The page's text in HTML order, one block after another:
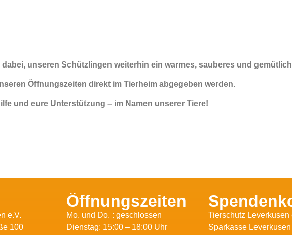
unseren Schützlingen weiterhin ein warmes, sauberes und
Öffnungszeiten direkt im Tierheim abgegeben werden.
und eure Unterstützung – im Namen unserer Tiere!
e.V.
100
Öffnungszeiten
Mo. und Do. : geschlossen
Dienstag: 15:00 – 18:00 Uhr
Tierschutz Leverkusen
Sparkasse Leverkusen